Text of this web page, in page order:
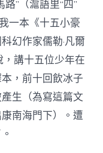
”（滬語里“四”
一本《十五小豪
幻作家儒勒·凡爾
，講十五位少年在
，前十回飲冰子
生（為寫這篇文
南海門下）。遭